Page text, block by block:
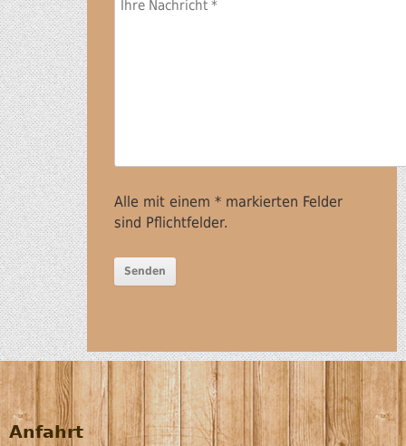
Alle mit einem * markierten Felder
sind Pflichtfelder.
Anfahrt